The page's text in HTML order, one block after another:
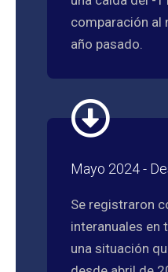
comparación al
año pasado.
Mayo 2024 -
Se registraron
interanuales en
una situación